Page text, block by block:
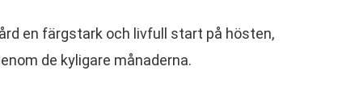
en färgstark och livfull start på hösten,
de kyligare månaderna.